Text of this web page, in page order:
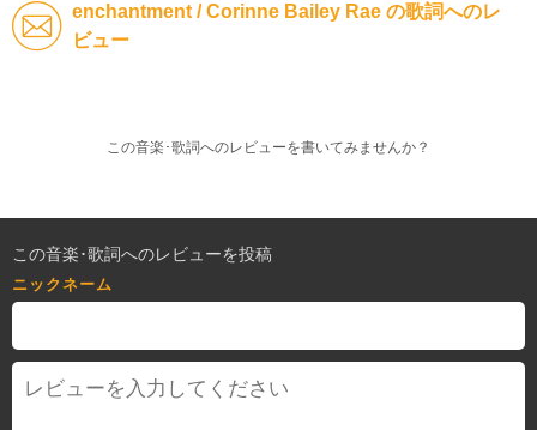
enchantment / Corinne Bailey Rae の歌詞へのレ
ビュー
この音楽･歌詞へのレビューを書いてみませんか？
この音楽･歌詞へのレビューを投稿
ニックネーム